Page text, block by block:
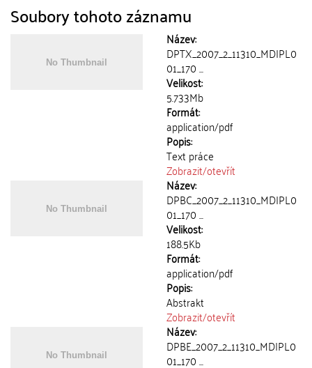
Soubory tohoto záznamu
Název:
DPTX_2007_2_11310_MDIPL0
01_170 ...
Velikost:
5.733Mb
Formát:
application/pdf
Popis:
Text práce
Zobrazit/otevřít
Název:
DPBC_2007_2_11310_MDIPL0
01_170 ...
Velikost:
188.5Kb
Formát:
application/pdf
Popis:
Abstrakt
Zobrazit/otevřít
Název:
DPBE_2007_2_11310_MDIPL0
01_170 ...